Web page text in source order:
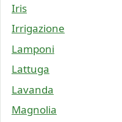
Iris
Irrigazione
Lamponi
Lattuga
Lavanda
Magnolia